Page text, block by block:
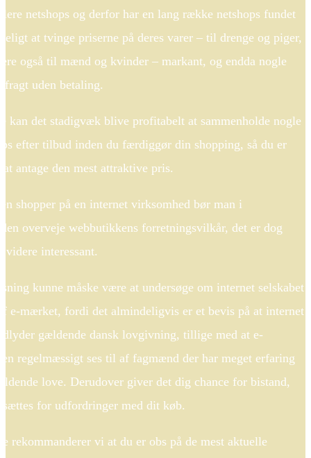
netshops og derfor har en lang række netshops fundet
at tvinge priserne på deres varer – til drenge og piger,
også til mænd og kvinder – markant, og endda nogle
fragt uden betaling.
kan det stadigvæk blive profitabelt at sammenholde nogle
efter tilbud inden du færdiggør din shopping, så du er
at antage den mest attraktive pris.
shopper på en internet virksomhed bør man i
overveje webbutikkens forretningsvilkår, det er dog
videre interessant.
kunne måske være at undersøge om internet selskabet
e-mærket, fordi det almindeligvis er et bevis på at internet
gældende dansk lovgivning, tillige med at e-
regelmæssigt ses til af fagmænd der har meget erfaring
love. Derudover giver det dig chance for bistand,
for udfordringer med dit køb.
rekommanderer vi at du er obs på de mest aktuelle